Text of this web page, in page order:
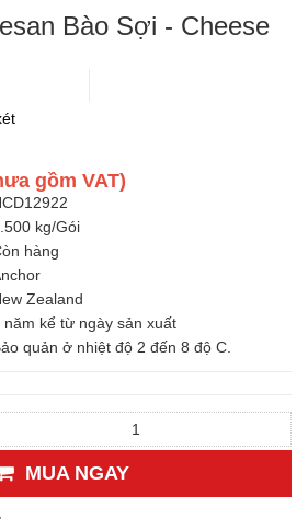
Bào Sợi - Cheese
gồm VAT)
kg/Gói
hàng
Zealand
năm kể từ ngày sản xuất
quản ở nhiệt độ 2 đến 8 độ C.
MUA NGAY